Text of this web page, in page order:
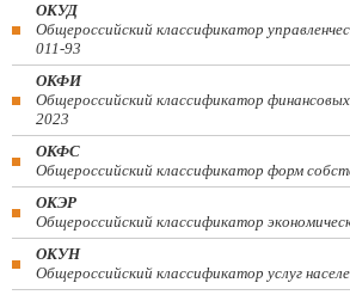
ОКУД
Общероссийский классификатор
011-93
ОКФИ
Общероссийский классификатор
2023
ОКФС
Общероссийский классификатор форм
ОКЭР
Общероссийский классификатор
ОКУН
Общероссийский классификатор услуг